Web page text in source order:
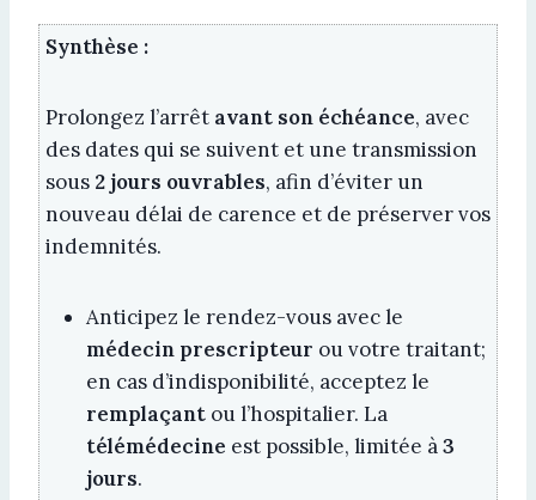
Synthèse :
Prolongez l’arrêt avant son échéance, avec
des dates qui se suivent et une transmission
sous 2 jours ouvrables, afin d’éviter un
nouveau délai de carence et de préserver vos
indemnités.
Anticipez le rendez-vous avec le
médecin prescripteur ou votre traitant;
en cas d’indisponibilité, acceptez le
remplaçant ou l’hospitalier. La
télémédecine est possible, limitée à3
jours.